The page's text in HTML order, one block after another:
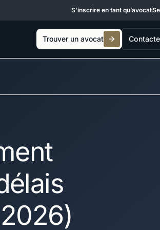
S’inscrire en tant qu’avocat
Trouver un avocat